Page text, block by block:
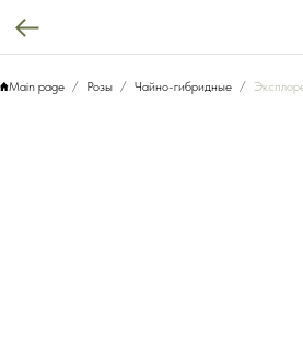
Main page Розы Чайно-гибридные